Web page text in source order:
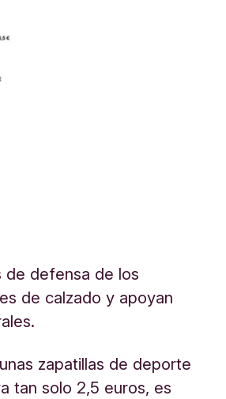
de defensa de los
de calzado y apoyan
zapatillas de deporte
tan solo 2,5 euros, es